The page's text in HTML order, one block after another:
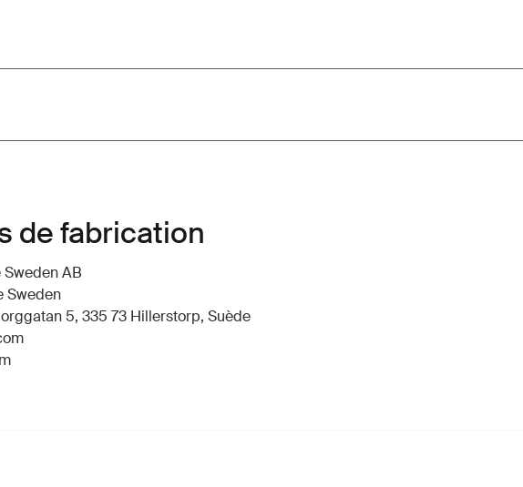
instructions
de fabrication
AB
Sweden
5, 335 73 Hillerstorp, Suède